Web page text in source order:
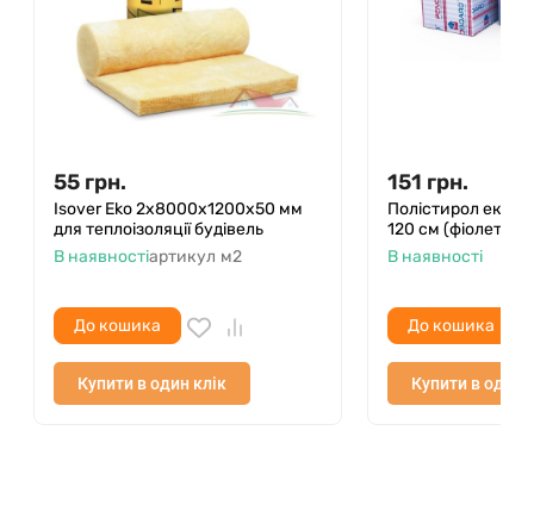
55 грн.
Isover Eko 2x8000х1200х50 мм
для теплоізоляції будівель
В наявностіартикул м2
До кошика
Купити в один клік
151 грн.
Полістирол ек.
120 см (фіолет) 8
В наявності
До кошика
Купити в один